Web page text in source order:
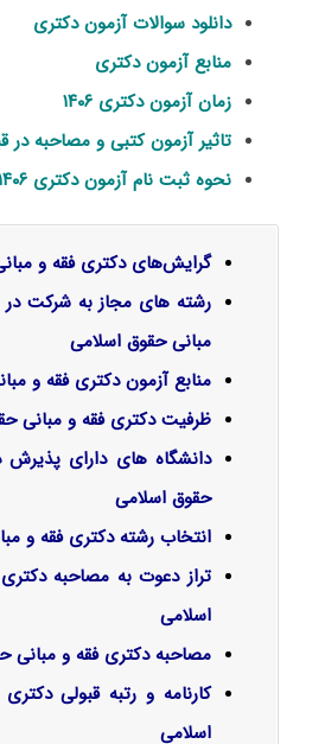
دانلود سوالات آزمون دکتری
منابع آزمون دکتری
زمان آزمون دکتری ۱۴۰۶
تاثیر آزمون کتبی و مصاحبه در
نحوه ثبت نام آزمون دکتری ۱۴۰۶
گرایش‌های دکتریفقه و
رشته های مجاز به شرکت در
مبانی حقوق اسلامی
منابع آزمون دکتری فقه و
ظرفیت دکتری فقه و مبانی
دانشگاه های دارای پذیرش
حقوق اسلامی
انتخاب رشته دکتری فقه و
تراز دعوت به مصاحبه
اسلامی
مصاحبه دکتری فقه و مبانی
کارنامه و رتبه قبولی
اسلامی